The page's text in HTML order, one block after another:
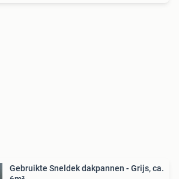
Gebruikte Sneldek dakpannen - Grijs, ca.